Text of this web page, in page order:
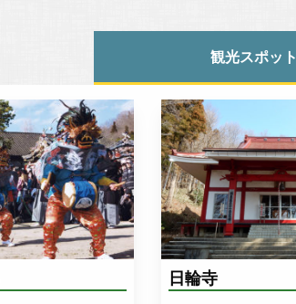
観光スポット
日輪寺